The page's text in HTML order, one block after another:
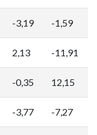
-3,19 -1,59
2,13 -11,91
-0,35 12,15
-3,77 -7,27